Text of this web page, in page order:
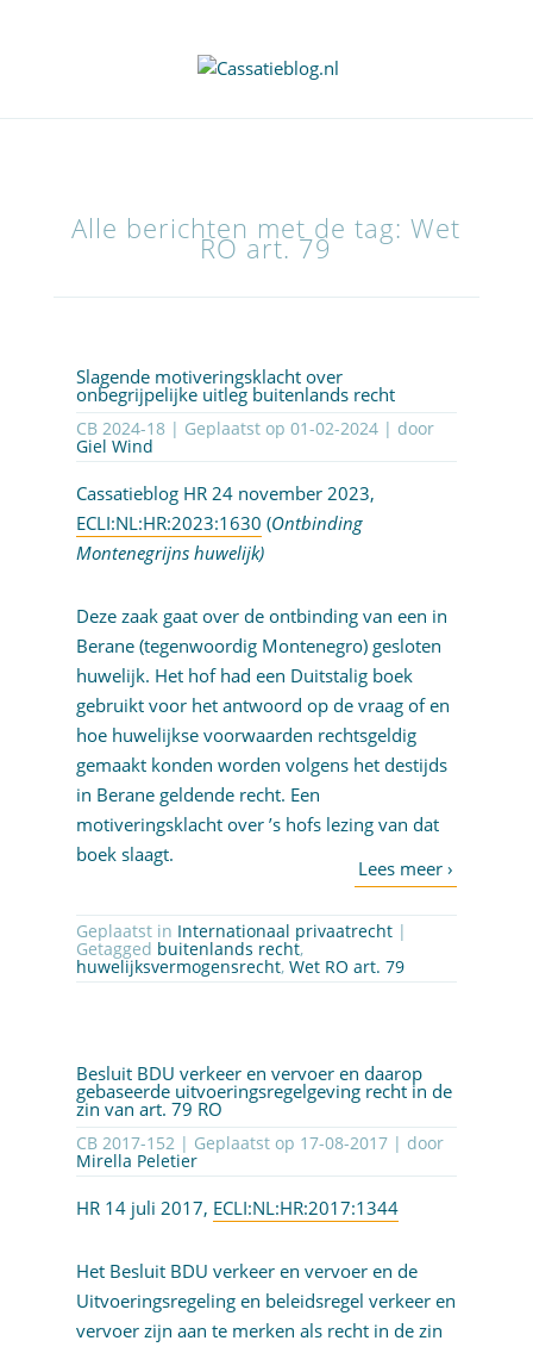
Alle berichten met de tag: Wet
RO art. 79
Slagende motiveringsklacht over
onbegrijpelijke uitleg buitenlands recht
CB 2024-18 | Geplaatst op 01-02-2024| door
Giel Wind
Cassatieblog HR 24 november 2023,
ECLI:NL:HR:2023:1630 (Ontbinding
Montenegrijns huwelijk)
Deze zaak gaat over de ontbinding van een in
Berane (tegenwoordig Montenegro) gesloten
huwelijk. Het hof had een Duitstalig boek
gebruikt voor het antwoord op de vraag of en
hoe huwelijkse voorwaarden rechtsgeldig
gemaakt konden worden volgens het destijds
in Berane geldende recht. Een
motiveringsklacht over ’s hofs lezing van dat
boek slaagt.
Geplaatst in Internationaal privaatrecht|
Getagged buitenlands recht,
huwelijksvermogensrecht, Wet RO art. 79
Besluit BDU verkeer en vervoer en daarop
gebaseerde uitvoeringsregelgeving recht in de
zin van art. 79 RO
CB 2017-152 | Geplaatst op 17-08-2017| door
Mirella Peletier
HR 14 juli 2017, ECLI:NL:HR:2017:1344
Het Besluit BDU verkeer en vervoer en de
Uitvoeringsregeling en beleidsregel verkeer en
vervoer zijn aan te merken als recht in de zin